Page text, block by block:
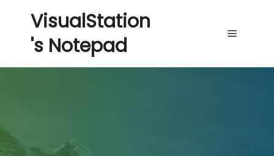
VisualStation
's Notepad